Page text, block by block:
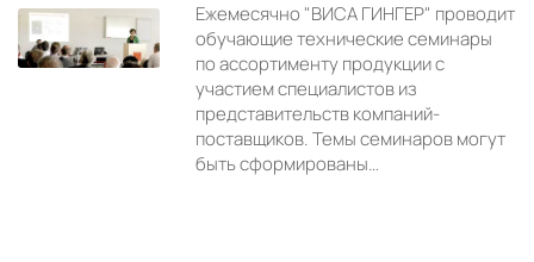
Ежемесячно "ВИСА ГИНГЕР" проводит
обучающие технические семинары
по ассортименту продукции с
участием специалистов из
представительств компаний-
поставщиков. Темы семинаров могут
быть сформированы…